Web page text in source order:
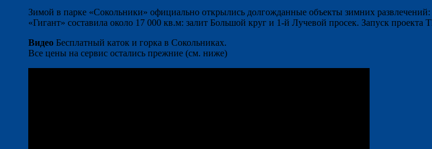
Зимой в парке «Сокольники» официально открылись долгожданные объекты зимних
«Гигант» составила около 17 000 кв.м: залит Большой круг и 1-й Лучевой просек. Запуск проекта
Видео Бесплатный каток и горка в Сокольниках.
Все цены на сервис остались прежние (см. ниже)